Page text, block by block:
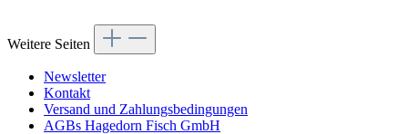
Weitere Seiten
Newsletter
Kontakt
Versand und Zahlungsbedingungen
AGBs Hagedorn Fisch GmbH